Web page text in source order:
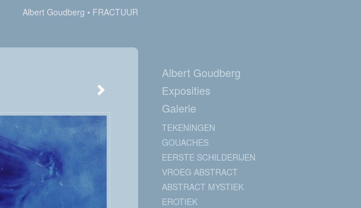
Albert Goudberg
FRACTUUR
Albert Goudberg
Exposities
Galerie
TEKENINGEN
GOUACHES
EERSTE SCHILDERIJEN
VROEG ABSTRACT
ABSTRACT MYSTIEK
EROTIEK